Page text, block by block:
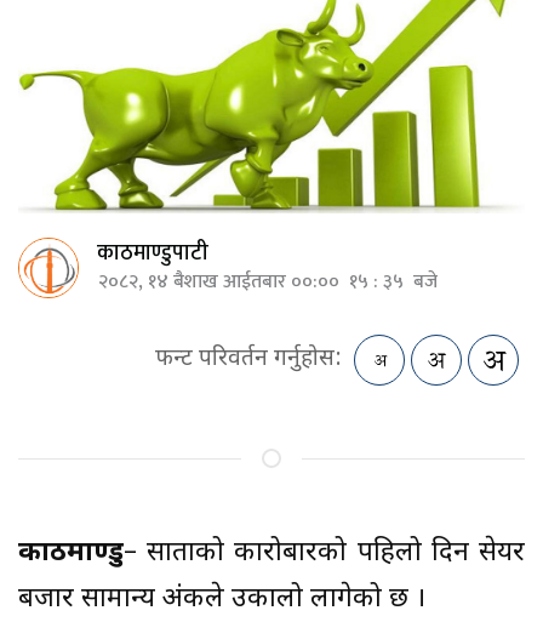
काठमाण्डुपाटी
२०८२, १४ बैशाख आईतबार ००:०० १५ : ३५ बजे
फन्ट परिवर्तन गर्नुहोस:
काठमाण्डु– साताको कारोबारको पहिलो दिन सेयर
बजार सामान्य अंकले उकालो लागेको छ ।